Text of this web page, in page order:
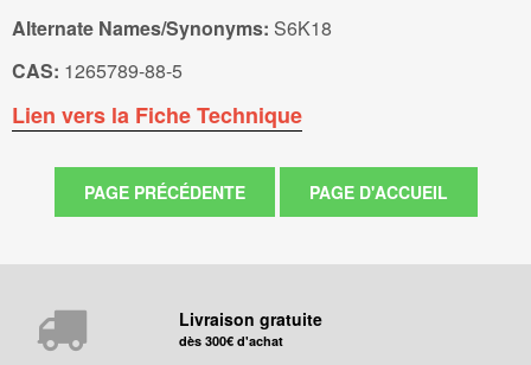
Alternate Names/Synonyms: S6K18
CAS: 1265789-88-5
Lien vers la Fiche Technique
Livraison gratuite
dès 300€ d'achat